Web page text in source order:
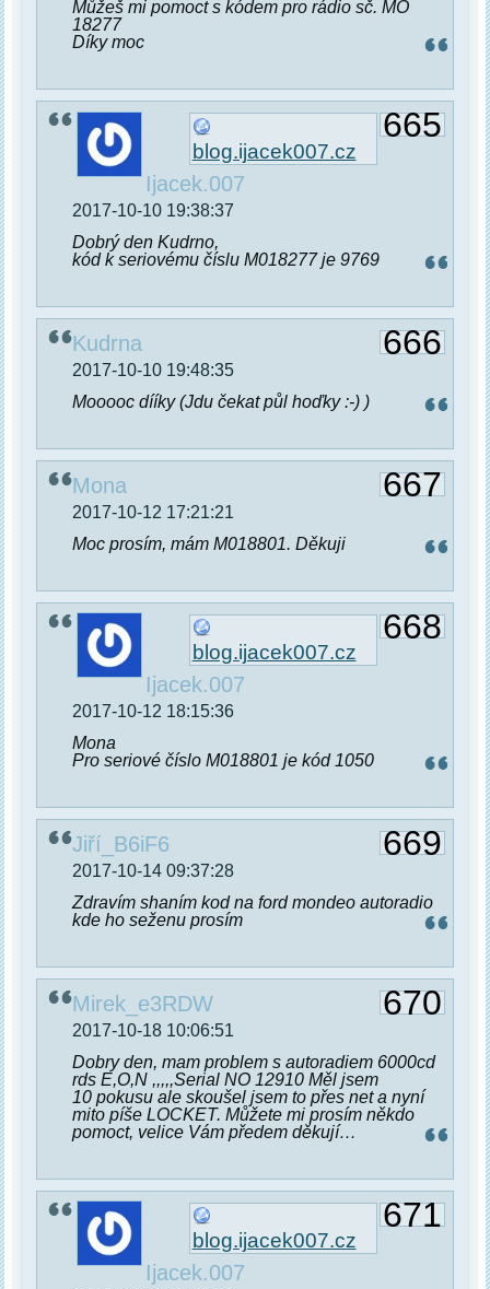
Můžeš mi pomoct s kódem pro rádio sč. MO
18277
Díky moc
665
blog.ijacek007.cz
Ijacek.007
2017-10-10 19:38:37
Dobrý den Kudrno,
kód k seriovému číslu M018277 je 9769
666
Kudrna
2017-10-10 19:48:35
Mooooc dííky (Jdu čekat půl hoďky :-) )
667
Mona
2017-10-12 17:21:21
Moc prosím, mám M018801. Děkuji
668
blog.ijacek007.cz
Ijacek.007
2017-10-12 18:15:36
Mona
Pro seriové číslo M018801 je kód 1050
669
Jiří_B6iF6
2017-10-14 09:37:28
Zdravím shaním kod na ford mondeo autoradio
kde ho seženu prosím
670
Mirek_e3RDW
2017-10-18 10:06:51
Dobry den, mam problem s autoradiem 6000cd
rds E,O,N ,,,,,Serial NO 12910 Měl jsem
10 pokusu ale skoušel jsem to přes net a nyní
mito píše LOCKET. Můžete mi prosím někdo
pomoct, velice Vám předem děkují…
671
blog.ijacek007.cz
Ijacek.007